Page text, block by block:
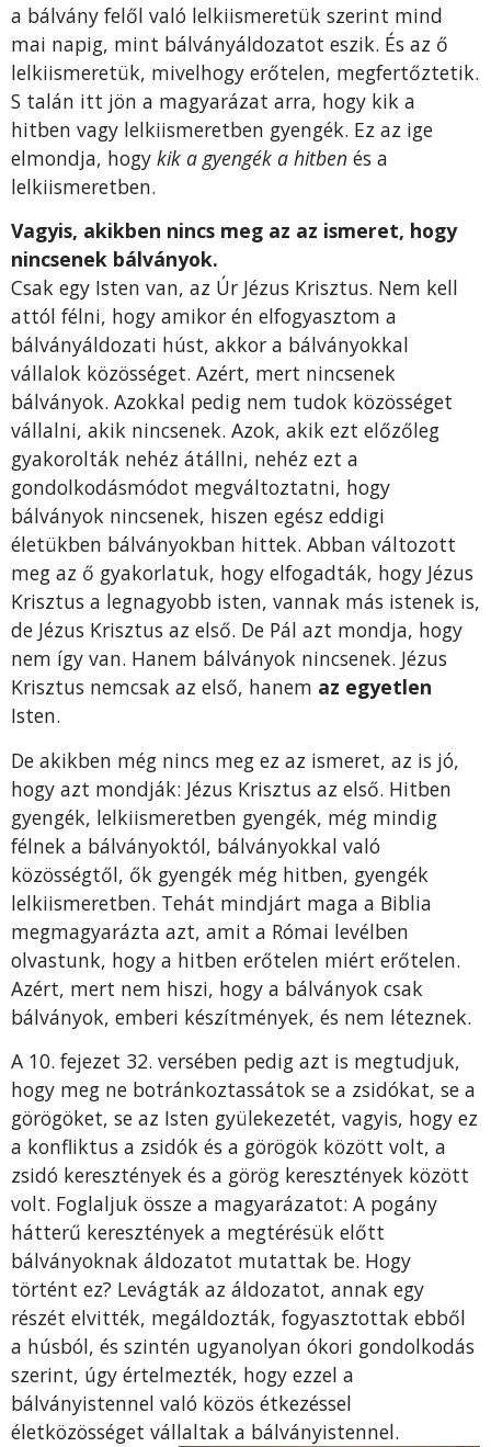
a bálvány felől való lelkiismeretük szerint mind
mai napig, mint bálványáldozatot eszik. És az ő
lelkiismeretük, mivelhogy erőtelen, megfertőztetik.
S talán itt jön a magyarázat arra, hogy kik a
hitben vagy lelkiismeretben gyengék. Ez az ige
elmondja, hogy kik a gyengék a hitben és a
lelkiismeretben.
Vagyis, akikben nincs meg az az ismeret, hogy
nincsenek bálványok.
Csak egy Isten van, az Úr Jézus Krisztus. Nem kell
attól félni, hogy amikor én elfogyasztom a
bálványáldozati húst, akkor a bálványokkal
vállalok közösséget. Azért, mert nincsenek
bálványok. Azokkal pedig nem tudok közösséget
vállalni, akik nincsenek. Azok, akik ezt előzőleg
gyakorolták nehéz átállni, nehéz ezt a
gondolkodásmódot megváltoztatni, hogy
bálványok nincsenek, hiszen egész eddigi
életükben bálványokban hittek. Abban változott
meg az ő gyakorlatuk, hogy elfogadták, hogy Jézus
Krisztus a legnagyobb isten, vannak más istenek is,
de Jézus Krisztus az első. De Pál azt mondja, hogy
nem így van. Hanem bálványok nincsenek. Jézus
Krisztus nemcsak az első, hanem az egyetlen
Isten.
De akikben még nincs meg ez az ismeret, az is jó,
hogy azt mondják: Jézus Krisztus az első. Hitben
gyengék, lelkiismeretben gyengék, még mindig
félnek a bálványoktól, bálványokkal való
közösségtől, ők gyengék még hitben, gyengék
lelkiismeretben. Tehát mindjárt maga a Biblia
megmagyarázta azt, amit a Római levélben
olvastunk, hogy a hitben erőtelen miért erőtelen.
Azért, mert nem hiszi, hogy a bálványok csak
bálványok, emberi készítmények, és nem léteznek.
A 10. fejezet 32. versében pedig azt is megtudjuk,
hogy meg ne botránkoztassátok se a zsidókat, se a
görögöket, se az Isten gyülekezetét, vagyis, hogy ez
a konfliktus a zsidók és a görögök között volt, a
zsidó keresztények és a görög keresztények között
volt. Foglaljuk össze a magyarázatot: A pogány
hátterű keresztények a megtérésük előtt
bálványoknak áldozatot mutattak be. Hogy
történt ez? Levágták az áldozatot, annak egy
részét elvitték, megáldozták, fogyasztottak ebből
a húsból, és szintén ugyanolyan ókori gondolkodás
szerint, úgy értelmezték, hogy ezzel a
bálványistennel való közös étkezéssel
életközösséget vállaltak a bálványistennel.